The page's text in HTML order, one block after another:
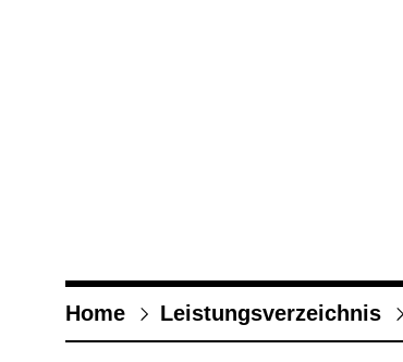
Home Leis­tungs­ver­zeich­nis